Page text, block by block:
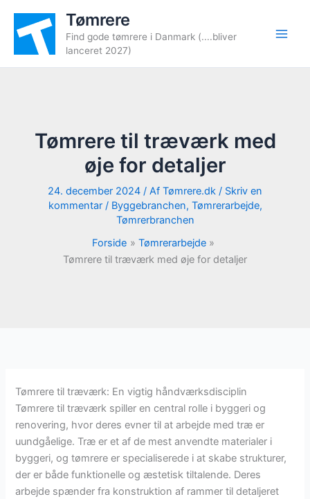
indholdet
Tømrere
Find gode tømrere i Danmark (....bliver
lanceret 2027)
Tømrere til træværk med
øje for detaljer
24. december 2024 / Af Tømrere.dk / Skriv en
kommentar / Byggebranchen, Tømrerarbejde,
Tømrerbranchen
Forside
Tømrerarbejde
Tømrere til træværk med øje for detaljer
Tømrere til træværk: En vigtig håndværksdisciplin
Tømrere til træværk spiller en central rolle i byggeri og
renovering, hvor deres evner til at arbejde med træ er
uundgåelige. Træ er et af de mest anvendte materialer i
byggeri, og tømrere er specialiserede i at skabe strukturer,
der er både funktionelle og æstetisk tiltalende. Deres
arbejde spænder fra konstruktion af rammer til detaljeret